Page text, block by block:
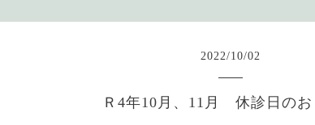
2022/10/02
Ｒ4年10月、11月 休診日の